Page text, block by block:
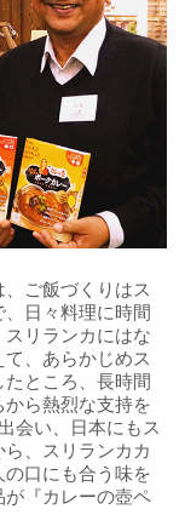
ご飯づくりはス
日々料理に時間
リランカにはな
、あらかじめス
ところ、長時間
ら熱烈な支持を
会い、日本にもス
、スリランカカ
口にも合う味を
が『カレーの壺ペ